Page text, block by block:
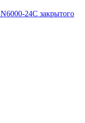
24C закрытого